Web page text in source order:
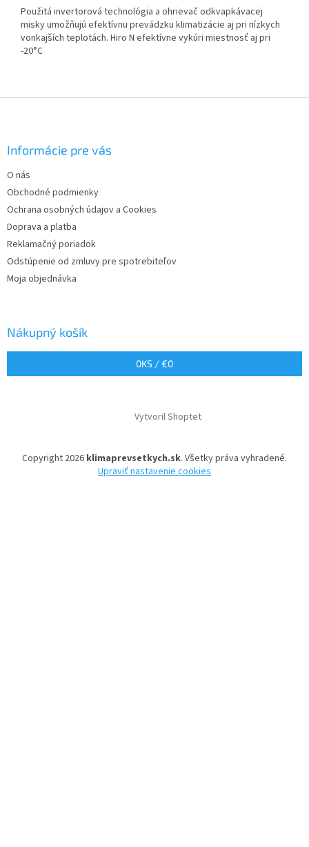
Použitá invertorová technológia a ohrievač odkvapkávacej
misky umožňujú efektívnu prevádzku klimatizácie aj pri nízkych
vonkajších teplotách. Hiro N efektívne vykúri miestnosť aj pri
-20°C
Informácie pre vás
O nás
Obchodné podmienky
Ochrana osobných údajov a Cookies
Doprava a platba
Reklamačný poriadok
Odstúpenie od zmluvy pre spotrebiteľov
Moja objednávka
Nákupný košík
0KS /€0
Vytvoril Shoptet
Copyright 2026 klimaprevsetkych.sk. Všetky práva vyhradené.
Upraviť nastavenie cookies